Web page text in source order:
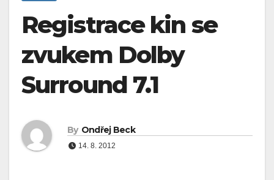
Registrace kin se
zvukem Dolby
Surround 7.1
By Ondřej Beck
14. 8. 2012